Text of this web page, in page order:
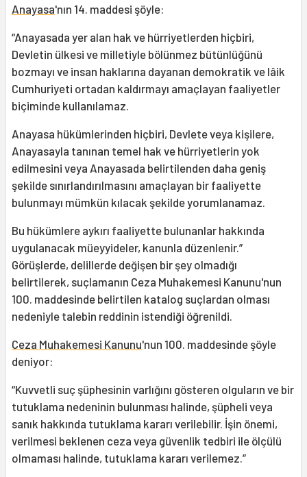
Anayasa'nın 14. maddesi şöyle:
“Anayasada yer alan hak ve hürriyetlerden hiçbiri,
Devletin ülkesi ve milletiyle bölünmez bütünlüğünü
bozmayı ve insan haklarına dayanan demokratik ve lâik
Cumhuriyeti ortadan kaldırmayı amaçlayan faaliyetler
biçiminde kullanılamaz.
Anayasa hükümlerinden hiçbiri, Devlete veya kişilere,
Anayasayla tanınan temel hak ve hürriyetlerin yok
edilmesini veya Anayasada belirtilenden daha geniş
şekilde sınırlandırılmasını amaçlayan bir faaliyette
bulunmayı mümkün kılacak şekilde yorumlanamaz.
Bu hükümlere aykırı faaliyette bulunanlar hakkında
uygulanacak müeyyideler, kanunla düzenlenir.”
Görüşlerde, delillerde değişen bir şey olmadığı
belirtilerek, suçlamanın Ceza Muhakemesi Kanunu'nun
100. maddesinde belirtilen katalog suçlardan olması
nedeniyle talebin reddinin istendiği öğrenildi.
Ceza Muhakemesi Kanunu'nun 100. maddesinde şöyle
deniyor:
“Kuvvetli suç şüphesinin varlığını gösteren olguların ve bir
tutuklama nedeninin bulunması halinde, şüpheli veya
sanık hakkında tutuklama kararı verilebilir. İşin önemi,
verilmesi beklenen ceza veya güvenlik tedbiri ile ölçülü
olmaması halinde, tutuklama kararı verilemez.”